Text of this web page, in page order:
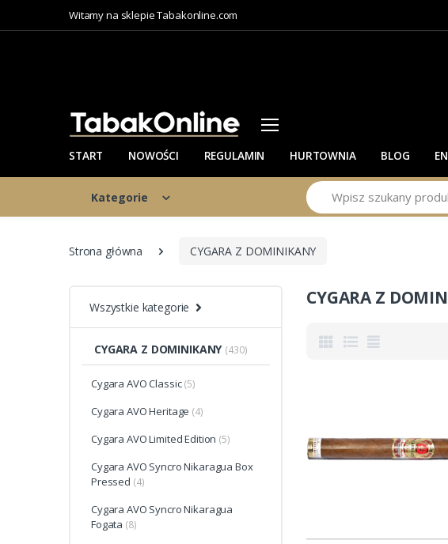
Witamy na sklepie Tabakonline.com
START NOWOŚCI REGULAMIN HURTOWNIA BLOG
Kategorie
Szukaj
Strona główna CYGARA Z DOMINIKANY
Wszystkie kategorie
CYGARA Z DOMINIKANY (430)
Cygara AVO Classic (5)
Cygara AVO Heritage (4)
Cygara AVO Limited Edition (5)
Cygara AVO Syncro Nikaragua Box
Pressed (4)
Cygara AVO Syncro Nikaragua
Fogata (8)
CYGARA Z